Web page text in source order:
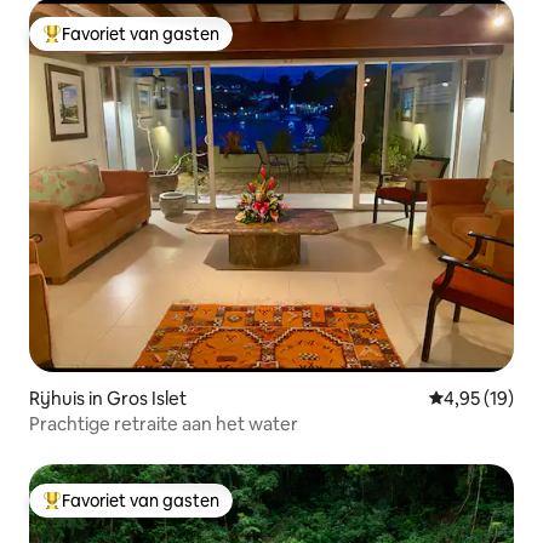
Topfavoriet van gasten
Favoriet van gasten
Rijhuis in Gros Islet Gemiddelde
4,95 (19)
Prachtige retraite aan het water
Topfavoriet van gasten
Favoriet van gasten